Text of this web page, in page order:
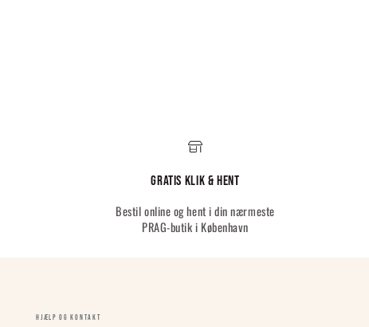
Gratis Klik & hent
Bestil online og hent i din nærmeste
PRAG-butik i København
HJÆLP OG KONTAKT